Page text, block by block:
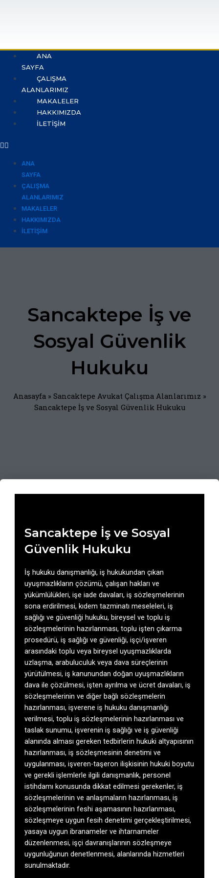
ANA
SAYFA
ÇALIŞMA
ALANLARIMIZ
MAKALELER
HAKKIMIZDA
İLETIŞIM
ANA
SAYFA
ÇALIŞMA
ALANLARIMIZ
MAKALELER
HAKKIMIZDA
İLETIŞIM
Sancaktepe İş ve
Sosyal Güvenlik
Hukuku
Anasayfa » Sancaktepe Avukat Çalışma Alanlarımız »
Sancaktepe İş ve Sosyal Güvenlik Hukuku
Sancaktepe İş ve Sosyal
Güvenlik Hukuku
İş hukuku danışmanlığı, iş hukukundan çıkan
uyuşmazlıkların çözümü, çalışan hakları ve
yükümlülükleri, işe iade davaları, iş sözleşmelerinin
sona erdirilmesi, kıdem tazminatı meseleleri, iş
sağlığı ve güvenliği hukuku, bireysel ve toplu iş
sözleşmelerinin hazırlanması, toplu işten çıkarma
prosedürü, iş sağlığı ve güvenliği, işçi/işveren
arasındaki toplu veya bireysel uyuşmazlıklarda
uzlaşma, arabuluculuk veya dava süreçlerinin
yürütülmesi, iş kanunundan doğan uyuşmazlıkların
dava ile çözülmesi, işten ayrılma ve ücret davaları, iş
sözleşmelerinin ve diğer bağlı sözleşmelerin
hazırlanması, işverene iş hukuku danışmanlığı
verilmesi, toplu iş sözleşmelerinin hazırlanması ve
taslak sunumu, işverenin iş sağlığı ve iş güvenliği
alanında alması gereken tedbirlerin hukuki altyapısının
hazırlanması, iş sözleşmesinin denetimi ve
uygulanması, işveren-taşeron ilişkisinin hukuki boyutu
ve gerekli işlemlerle ilgili danışmanlık, personel
istihdamı konusunda dikkat edilmesi gerekenler, iş
sözleşmelerinin ve anlaşmaların hazırlanması, iş
sözleşmelerinin feshi aşamasının hazırlanması,
sözleşmeye uygun fesih denetimi gerçekleştirilmesi,
yasaya uygun ibranameler ve ihtarnameler
düzenlenmesi, işçi davranışlarının sözleşmeye
uygunluğunun denetlenmesi, alanlarında hizmetleri
sunulmaktadır.